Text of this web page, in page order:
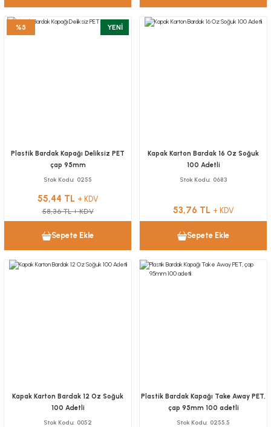
%5 YENİ
Plastik Bardak Kapağı Deliksiz PET
çap 95mm
Stok Kodu 0255
58,36 TL+ KDV
55,44 TL + KDV
Sepete Ekle
Kapak Karton Bardak 16 Oz Soğuk
100 Adetli
Stok Kodu 0683
53,76 TL + KDV
Sepete Ekle
Kapak Karton Bardak 12 Oz Soğuk
100 Adetli
Stok Kodu 0052
Plastik Bardak Kapağı Take Away PET,
çap 95mm 100 adetli
Stok Kodu 0255.5